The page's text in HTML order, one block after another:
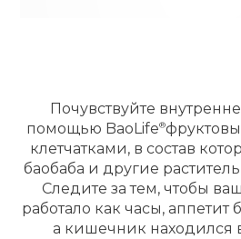
Почувствуйте
помощью BaoLife
клетчатками, в состав
баобаба и другие
Следите за тем, чтобы
работало как часы,
а кишечник находился